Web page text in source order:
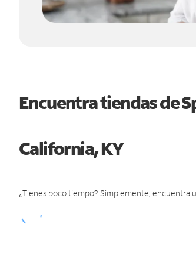
Encuentra tiendas de
California, KY
¿Tienes poco tiempo? Simplemente, encuentra